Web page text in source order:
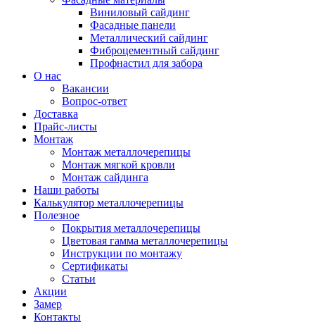
Виниловый сайдинг
Фасадные панели
Металлический сайдинг
Фиброцементный сайдинг
Профнастил для забора
О нас
Вакансии
Вопрос-ответ
Доставка
Прайс-листы
Монтаж
Монтаж металлочерепицы
Монтаж мягкой кровли
Монтаж сайдинга
Наши работы
Калькулятор металлочерепицы
Полезное
Покрытия металлочерепицы
Цветовая гамма металлочерепицы
Инструкции по монтажу
Сертификаты
Статьи
Акции
Замер
Контакты